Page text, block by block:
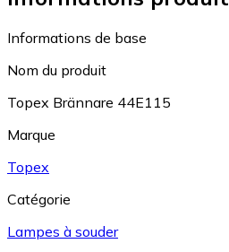
Informations de base
Nom du produit
Topex Brännare 44E115
Marque
Topex
Catégorie
Lampes à souder